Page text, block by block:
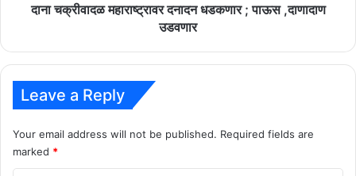
दाना चक्रीवादळ महाराष्ट्रावर दनादन धडकणार ; पाऊस ,दाणादाण
उडवणार
Leave a Reply
Your email address will not be published. Required fields are
marked *